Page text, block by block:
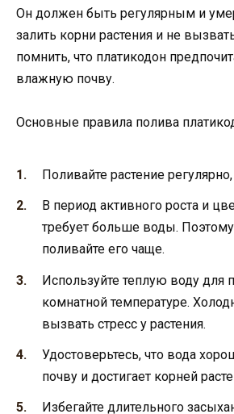
Он должен быть регулярным и
залить корни растения и не
помнить, что платикодон
влажную почву.
Основные правила полива
Поливайте растение
В период активного роста и
требует больше воды.
поливайте его чаще.
Используйте теплую воду для
комнатной температуре.
вызвать стресс у растения.
Удостоверьтесь, что вода
почву и достигает корней
Избегайте длительного